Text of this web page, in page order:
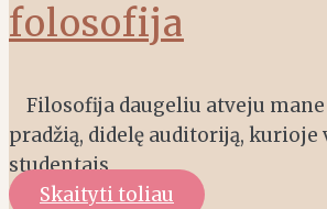
folosofija
Filosofija daugeliu atveju
pradžią, didelę auditoriją, kurioje
studentais
Skaityti toliau